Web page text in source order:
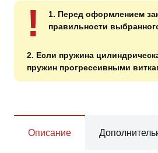
!
1. Перед оформлением
правильности
2. Если пружина
пружин прогрессивными
Описание